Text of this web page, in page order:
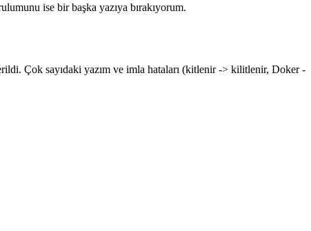
ise bir başka yazıya bırakıyorum.
Çok sayıdaki yazım ve imla hataları (kitlenir -> kilitlenir, Doker -